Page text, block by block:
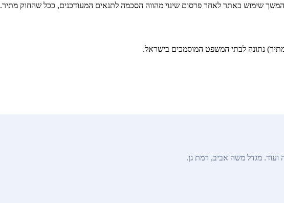
שימוש באתר לאחר פרסום שינוי מהווה הסכמה לתנאים המעודכנים, ככל שהחוק מתיר.
נתונה לבתי המשפט המוסמכים בישראל.
ועוד. מגדל משה אביב, רמת גן.